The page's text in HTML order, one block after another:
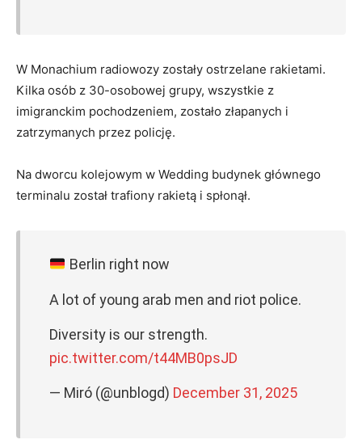
W Monachium radiowozy zostały ostrzelane rakietami.
Kilka osób z 30-osobowej grupy, wszystkie z
imigranckim pochodzeniem, zostało złapanych i
zatrzymanych przez policję.
Na dworcu kolejowym w Wedding budynek głównego
terminalu został trafiony rakietą i spłonął.
Berlin right now
A lot of young arab men and riot police.
Diversity is our strength.
pic.twitter.com/t44MB0psJD
— Miró (@unblogd) December 31, 2025